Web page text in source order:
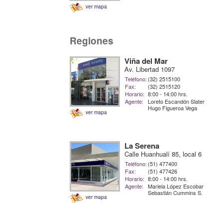
ver mapa
Regiones
ver mapa
Viña del Mar
Av. Libertad 1097
Teléfono: (32) 2515100
Fax:
(32) 2515120
Horario: 8:00 - 14:00 hrs.
Agente:
Loreto Escandón Slater
Hugo Figueroa Vega
ver mapa
La Serena
Calle Huanhualí 85, local 6
Teléfono: (51) 477400
Fax:
(51) 477426
Horario: 8:00 - 14:00 hrs.
Agente:
Mariela López Escobar
Sebastián Cummins S.